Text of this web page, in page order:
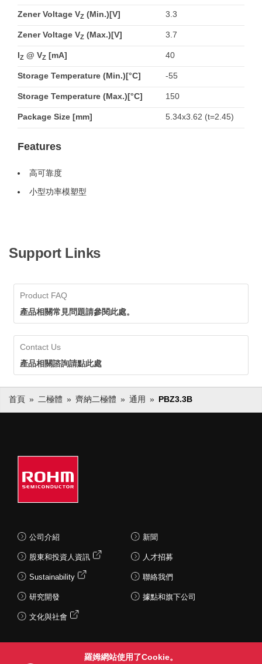
Zener Voltage VZ (Min.)[V] 3.3
Zener Voltage VZ (Max.)[V] 3.7
IZ @ VZ [mA] 40
Storage Temperature (Min.)[°C] -55
Storage Temperature (Max.)[°C] 150
Package Size [mm] 5.34x3.62 (t=2.45)
Features
高可靠度
小型功率模塑型
Support Links
Product FAQ
產品相關常見問題請參閱此處。
Contact Us
產品相關諮詢請點此處
首頁 二極體 齊納二極體 通用 PBZ3.3B
公司介紹
股東和投資人資訊
Sustainability
研究開發
文化與社會
新聞
人才招募
聯絡我們
據點和旗下公司
羅姆網站使用了Cookie。